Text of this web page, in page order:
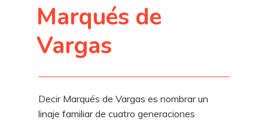
Marqués de
Vargas
Decir Marqués de Vargas es nombrar un
linaje familiar de cuatro generaciones